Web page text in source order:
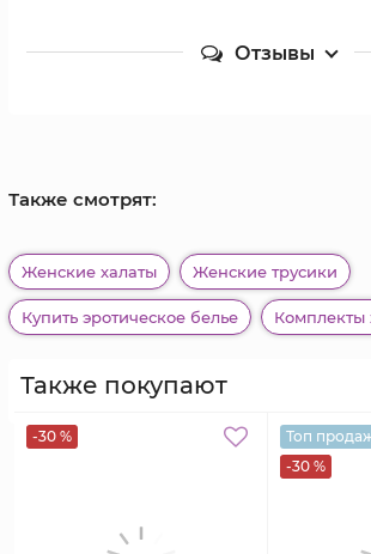
Отзывы
Также смотрят:
Женские халаты Женские трусики
Купить эротическое белье Комплекты
Также покупают
-30 %
Топ
-30 %